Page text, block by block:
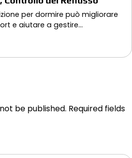
per dormire può migliorare
e aiutare a gestire…
be published. Required fields